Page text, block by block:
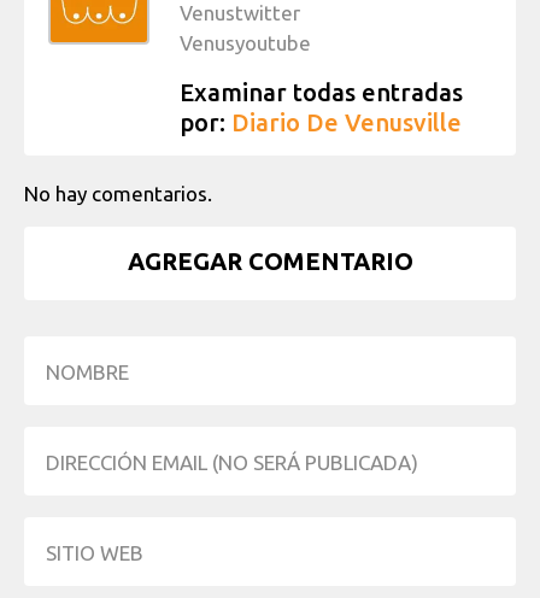
Venustwitter
Venusyoutube
Examinar todas entradas
por: Diario De Venusville
No hay comentarios.
AGREGAR COMENTARIO